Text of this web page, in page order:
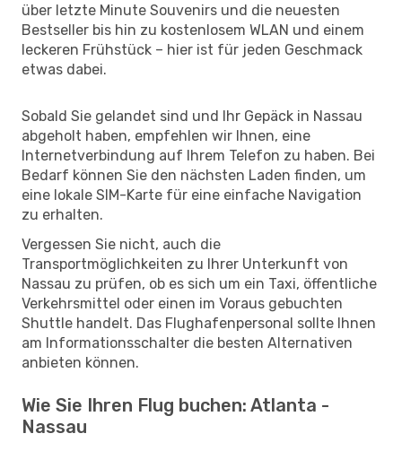
über letzte Minute Souvenirs und die neuesten
Bestseller bis hin zu kostenlosem WLAN und einem
leckeren Frühstück – hier ist für jeden Geschmack
etwas dabei.
Sobald Sie gelandet sind und Ihr Gepäck in Nassau
abgeholt haben, empfehlen wir Ihnen, eine
Internetverbindung auf Ihrem Telefon zu haben. Bei
Bedarf können Sie den nächsten Laden finden, um
eine lokale SIM-Karte für eine einfache Navigation
zu erhalten.
Vergessen Sie nicht, auch die
Transportmöglichkeiten zu Ihrer Unterkunft von
Nassau zu prüfen, ob es sich um ein Taxi, öffentliche
Verkehrsmittel oder einen im Voraus gebuchten
Shuttle handelt. Das Flughafenpersonal sollte Ihnen
am Informationsschalter die besten Alternativen
anbieten können.
Wie Sie Ihren Flug buchen: Atlanta -
Nassau